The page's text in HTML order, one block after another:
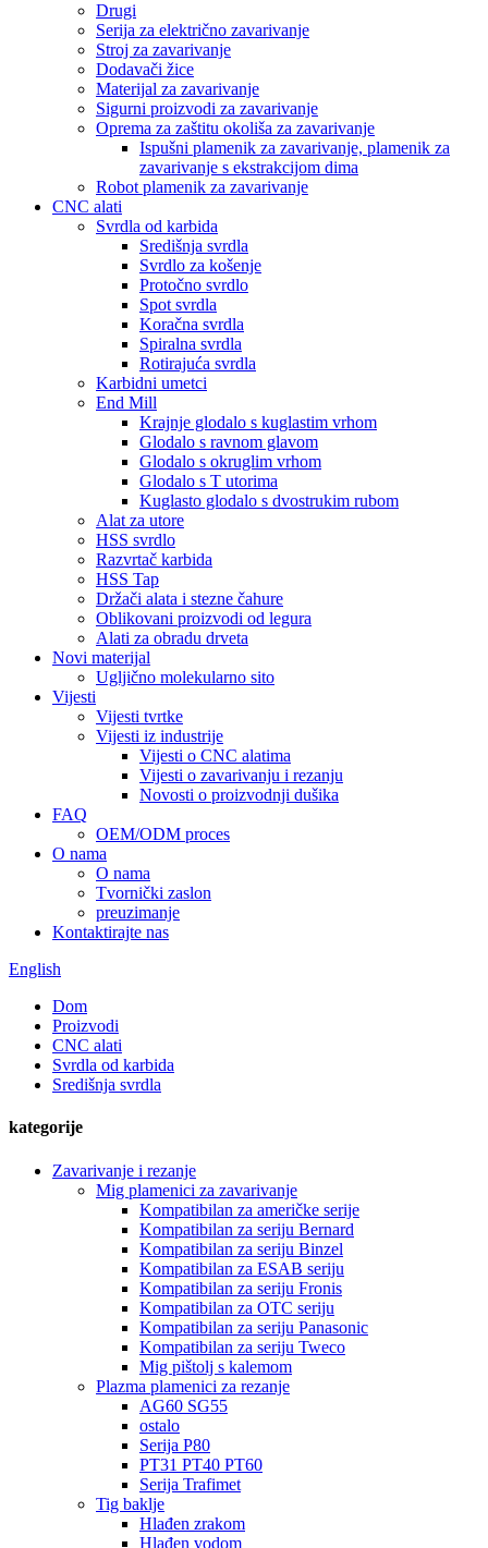
Drugi
Serija za električno zavarivanje
Stroj za zavarivanje
Dodavači žice
Materijal za zavarivanje
Sigurni proizvodi za zavarivanje
Oprema za zaštitu okoliša za zavarivanje
Ispušni plamenik za zavarivanje, plamenik za
zavarivanje s ekstrakcijom dima
Robot plamenik za zavarivanje
CNC alati
Svrdla od karbida
Središnja svrdla
Svrdlo za košenje
Protočno svrdlo
Spot svrdla
Koračna svrdla
Spiralna svrdla
Rotirajuća svrdla
Karbidni umetci
End Mill
Krajnje glodalo s kuglastim vrhom
Glodalo s ravnom glavom
Glodalo s okruglim vrhom
Glodalo s T utorima
Kuglasto glodalo s dvostrukim rubom
Alat za utore
HSS svrdlo
Razvrtač karbida
HSS Tap
Držači alata i stezne čahure
Oblikovani proizvodi od legura
Alati za obradu drveta
Novi materijal
Ugljično molekularno sito
Vijesti
Vijesti tvrtke
Vijesti iz industrije
Vijesti o CNC alatima
Vijesti o zavarivanju i rezanju
Novosti o proizvodnji dušika
FAQ
OEM/ODM proces
O nama
O nama
Tvornički zaslon
preuzimanje
Kontaktirajte nas
English
Dom
Proizvodi
CNC alati
Svrdla od karbida
Središnja svrdla
kategorije
Zavarivanje i rezanje
Mig plamenici za zavarivanje
Kompatibilan za američke serije
Kompatibilan za seriju Bernard
Kompatibilan za seriju Binzel
Kompatibilan za ESAB seriju
Kompatibilan za seriju Fronis
Kompatibilan za OTC seriju
Kompatibilan za seriju Panasonic
Kompatibilan za seriju Tweco
Mig pištolj s kalemom
Plazma plamenici za rezanje
AG60 SG55
ostalo
Serija P80
PT31 PT40 PT60
Serija Trafimet
Tig baklje
Hlađen zrakom
Hlađen vodom